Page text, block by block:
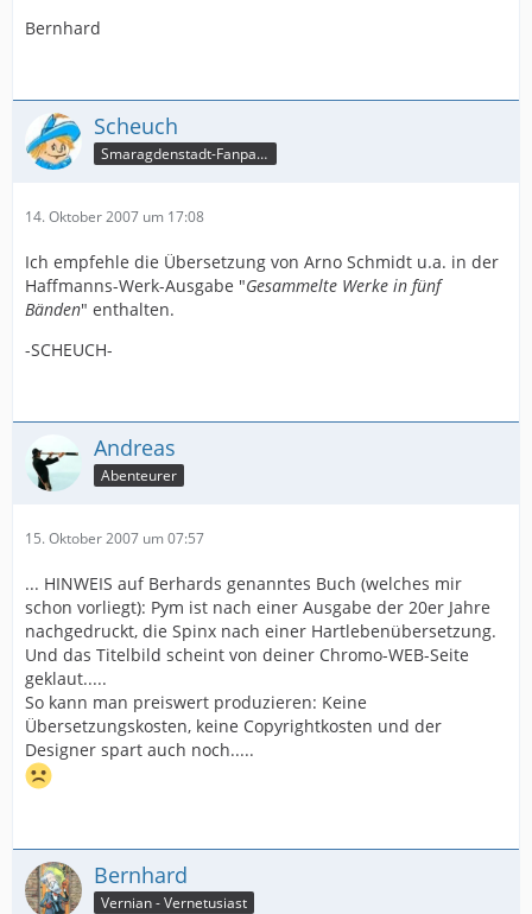
Bernhard
Scheuch
Smaragdenstadt-Fanpage
14. Oktober 2007 um 17:08
Ich empfehle die Übersetzung von Arno Schmidt u.a. in der
Haffmanns-Werk-Ausgabe "Gesammelte Werke in fünf
Bänden" enthalten.
-SCHEUCH-
Andreas
Abenteurer
15. Oktober 2007 um 07:57
... HINWEIS auf Berhards genanntes Buch (welches mir
schon vorliegt): Pym ist nach einer Ausgabe der 20er Jahre
nachgedruckt, die Spinx nach einer Hartlebenübersetzung.
Und das Titelbild scheint von deiner Chromo-WEB-Seite
geklaut.....
So kann man preiswert produzieren: Keine
Übersetzungskosten, keine Copyrightkosten und der
Designer spart auch noch.....
Bernhard
Vernian - Vernetusiast